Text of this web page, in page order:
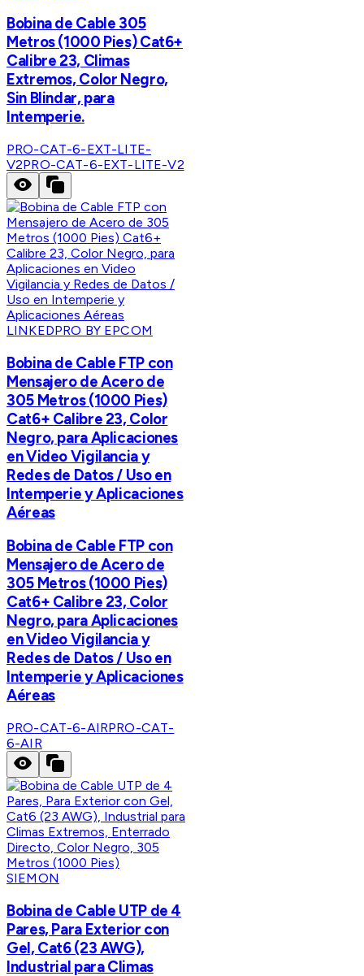
Bobina de Cable 305
Metros (1000 Pies) Cat6+
Calibre 23, Climas
Extremos, Color Negro,
Sin Blindar, para
Intemperie.
PRO-CAT-6-EXT-LITE-
V2PRO-CAT-6-EXT-LITE-V2
LINKEDPRO BY EPCOM
Bobina de Cable FTP con
Mensajero de Acero de
305 Metros (1000 Pies)
Cat6+ Calibre 23, Color
Negro, para Aplicaciones
en Video Vigilancia y
Redes de Datos / Uso en
Intemperie y Aplicaciones
Aéreas
Bobina de Cable FTP con
Mensajero de Acero de
305 Metros (1000 Pies)
Cat6+ Calibre 23, Color
Negro, para Aplicaciones
en Video Vigilancia y
Redes de Datos / Uso en
Intemperie y Aplicaciones
Aéreas
PRO-CAT-6-AIRPRO-CAT-
6-AIR
SIEMON
Bobina de Cable UTP de 4
Pares, Para Exterior con
Gel, Cat6 (23 AWG),
Industrial para Climas